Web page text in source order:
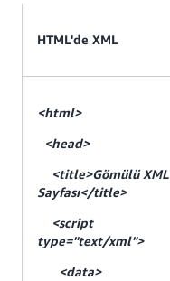
HTML'de XML
<html>
<head>
<title>Gömülü XML
Sayfası</title>
<script
type="text/xml">
<data>